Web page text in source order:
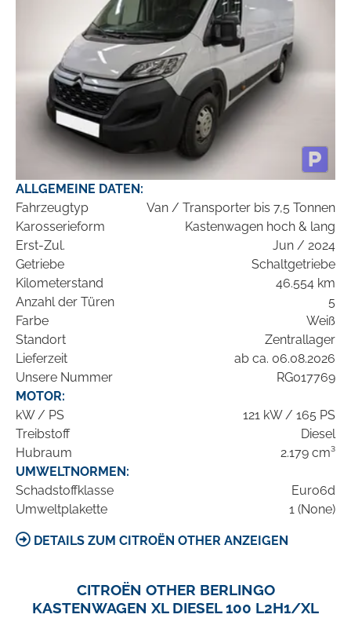
ALLGEMEINE DATEN:
Fahrzeugtyp
Van / Transporter bis 7,5 Tonnen
Karosserieform
Kastenwagen hoch & lang
Erst-Zul.
Jun / 2024
Getriebe
Schaltgetriebe
Kilometerstand
46.554 km
Anzahl der Türen
5
Farbe
Weiß
Standort
Zentrallager
Lieferzeit
ab ca. 06.08.2026
Unsere Nummer
RG017769
MOTOR:
kW / PS
121 kW / 165 PS
Treibstoff
Diesel
Hubraum
2.179 cm³
UMWELTNORMEN:
Schadstoffklasse
Euro6d
Umweltplakette
1 (None)
DETAILS ZUM CITROËN OTHER ANZEIGEN
CITROËN OTHER BERLINGO
KASTENWAGEN XL DIESEL 100 L2H1/XL